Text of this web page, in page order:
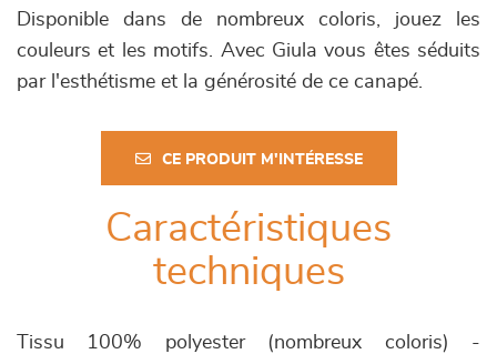
Disponible dans de nombreux coloris, jouez les
couleurs et les motifs. Avec Giula vous êtes séduits
par l'esthétisme et la générosité de ce canapé.
CE PRODUIT M'INTÉRESSE
Caractéristiques
techniques
Tissu 100% polyester (nombreux coloris) -